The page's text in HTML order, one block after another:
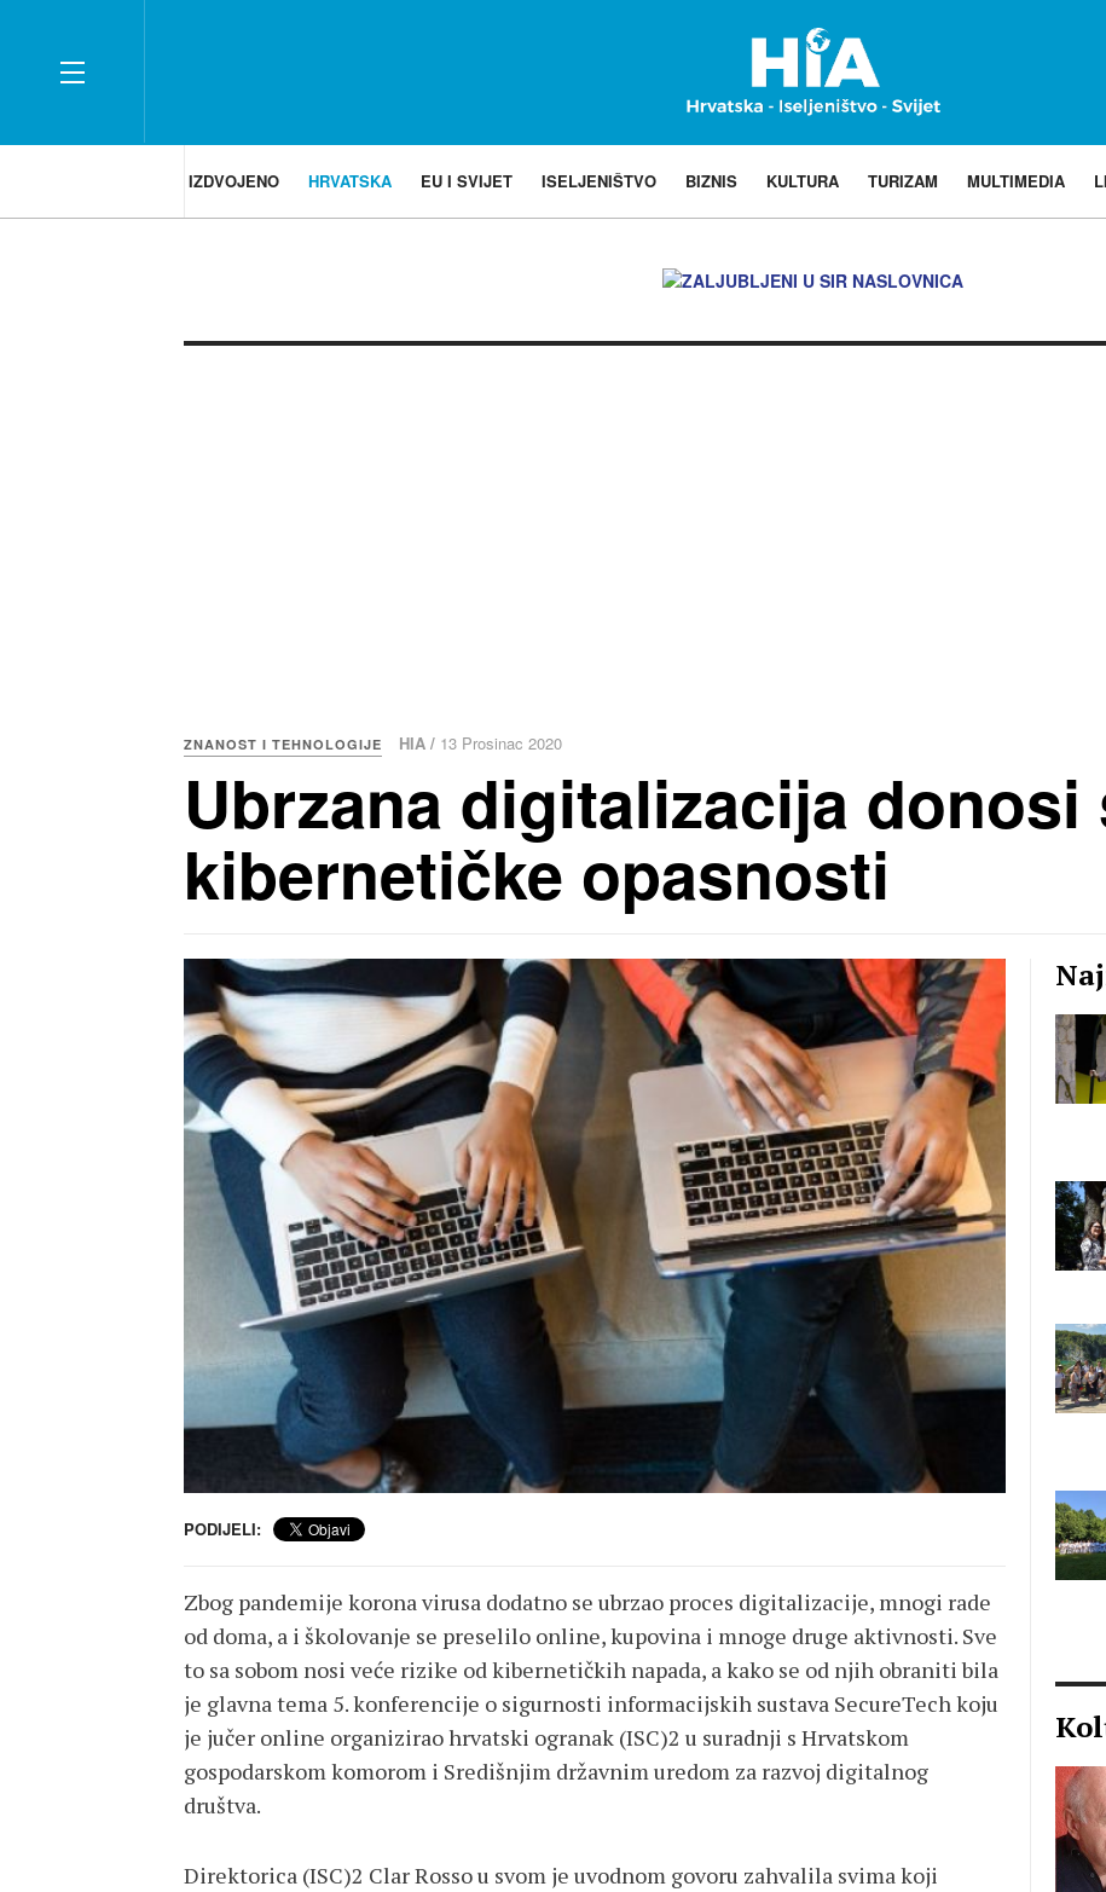
IZDVOJENO HRVATSKA EU I SVIJET ISELJENIŠTVO BIZNIS KULTURA TURIZAM MULTIMEDIA
ZNANOST I TEHNOLOGIJE HIA / 13 Prosinac 2020
Ubrzana digitalizacija donosi
kibernetičke opasnosti
PODIJELI:
Zbog pandemije korona virusa dodatno se ubrzao proces digitalizacije, mnogi rade
od doma, a i školovanje se preselilo online, kupovina i mnoge druge aktivnosti. Sve
to sa sobom nosi veće rizike od kibernetičkih napada, a kako se od njih obraniti bila
je glavna tema 5. konferencije o sigurnosti informacijskih sustava SecureTech koju
je jučer online organizirao hrvatski ogranak (ISC)2 u suradnji s Hrvatskom
gospodarskom komorom i Središnjim državnim uredom za razvoj digitalnog
društva.
Direktorica (ISC)2 Clar Rosso u svom je uvodnom govoru zahvalila svima koji